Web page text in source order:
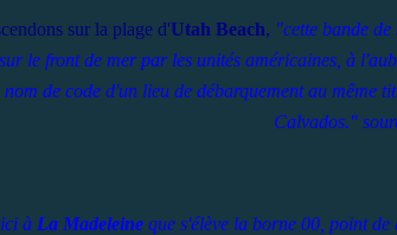
sur la plage d'Utah Beach, "cette bande
le front de mer par les unités américaines, à
nom de code d'un lieu de débarquement au même
Calvados."
à La Madeleine que s'élève la borne 00, point